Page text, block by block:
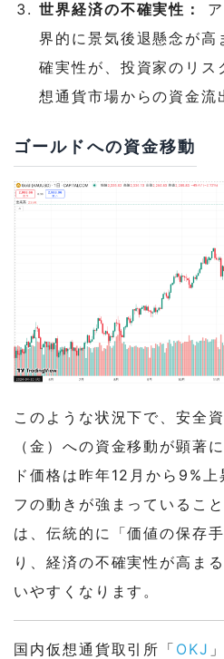
世界経済の不確実性：
界的に景気後退懸念が高
確実性が、投資家のリス
想通貨市場からの資金流
ゴールドへの資金移動
このような状況下で、安全
（金）への資金移動が顕著
ド価格は昨年12月から9%
フの動きが強まっているこ
は、伝統的に「価値の保存
り、経済の不確実性が高ま
いやすくなります。
国内仮想通貨取引所「 OKJ